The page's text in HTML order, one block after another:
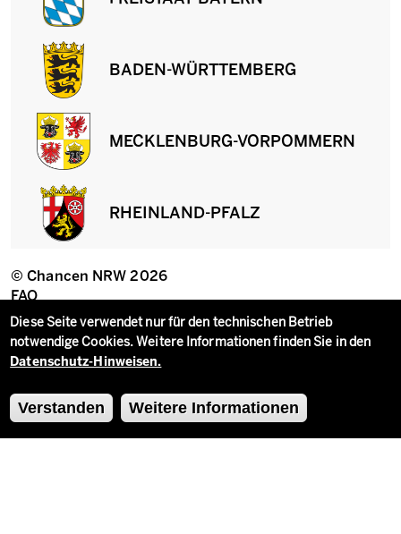
Diese Seite verwendet nur für den technischen Betrieb
notwendige Cookies. Weitere Informationen finden Sie in den
Datenschutz-Hinweisen.
Verstanden Weitere Informationen
BADEN-WÜRTTEMBERG
MECKLENBURG-VORPOMMERN
RHEINLAND-PFALZ
© Chancen NRW 2026
Fußzeile
FAQ
Erklärung zur Barrierefreiheit
Impressum
Datenschutz